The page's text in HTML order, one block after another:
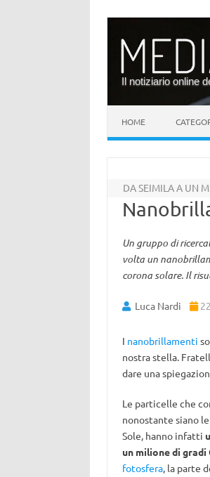
Il notiziario online
HOME
DA SEIMILA A UN
Un gruppo di
volta un
corona solare. Il
Luca Nardi
I nanobrillamenti
nostra stella.
dare una
Le particelle che
nonostante siano
Sole, hanno infatti
un milione di gradi
fotosfera, la parte